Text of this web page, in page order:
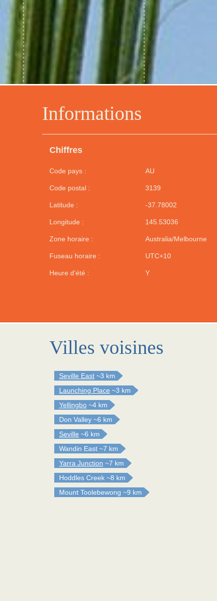
Informations
Chiffres
Code pays : AU
Code postal : 3139
Latitude : -37.78002
Longitude : 145.53036
Zone horaire : Australia/Melbourne
Fuseau horaire : UTC+10
Heure d'été : Y
Villes voisines
Seville East ~3 km
Launching Place ~3 km
Yellingbo ~4 km
Don Valley ~6 km
Seville ~6 km
Wandin East ~7 km
Yarra Junction ~7 km
Hoddles Creek ~8 km
Mount Toolebewong ~9 km